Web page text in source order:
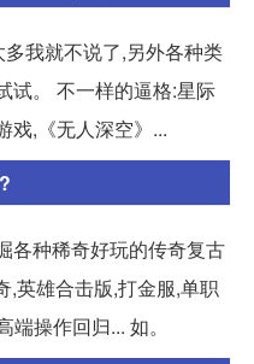
我就不说了,另外各种类
试。 不一样的逼格:星际
戏,《无人深空》...
各种稀奇好玩的传奇复古
,英雄合击版,打金服,单职
操作回归... 如。